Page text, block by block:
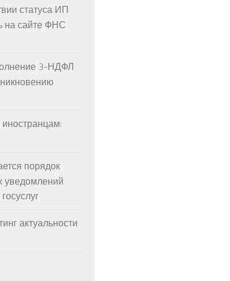
статуса ИП
на сайте ФНС
3-НДФЛ
порядок
уведомлений
актуальности